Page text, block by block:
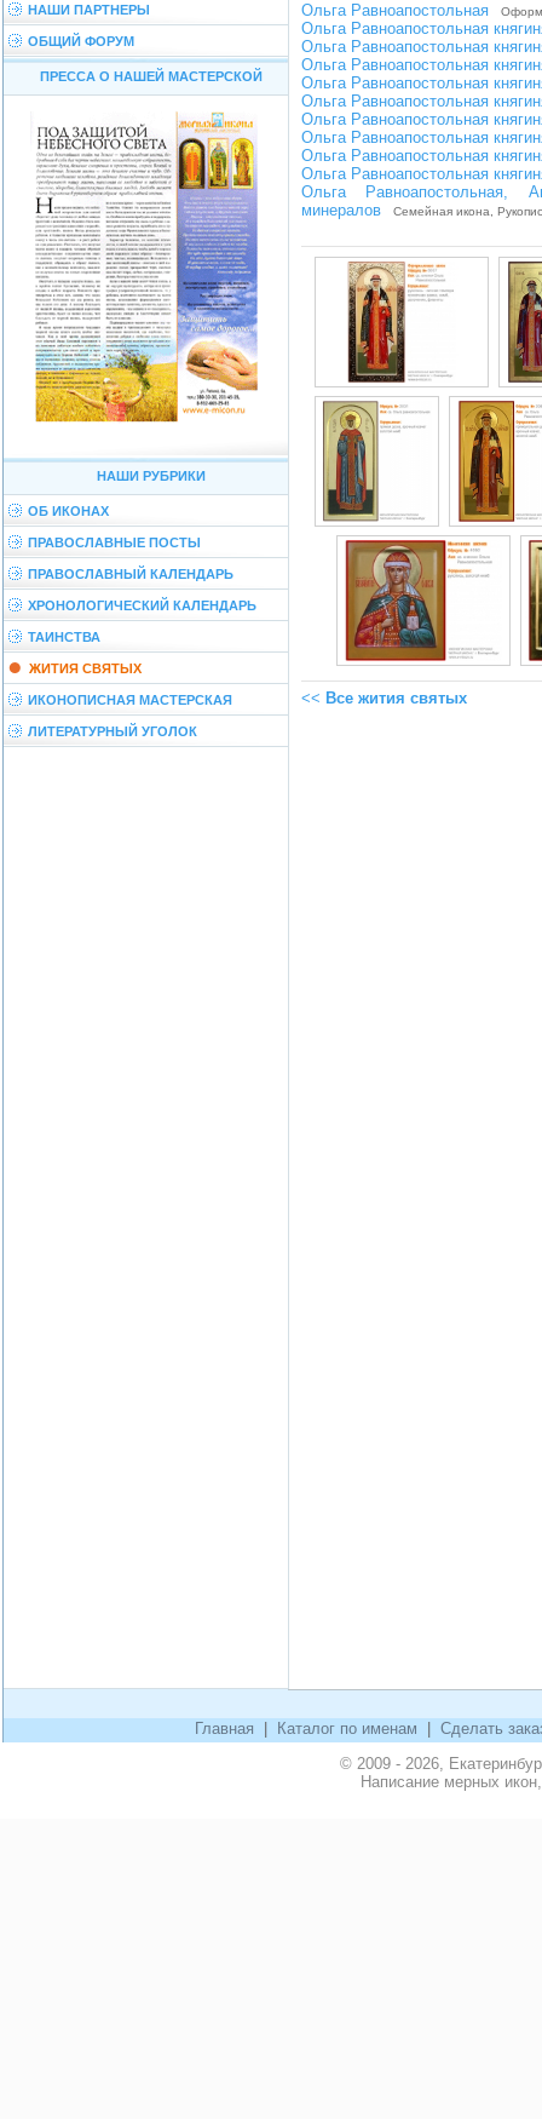
НАШИ ПАРТНЕРЫ
ОБЩИЙ ФОРУМ
ПРЕССА О НАШЕЙ МАСТЕРСКОЙ
НАШИ РУБРИКИ
ОБ ИКОНАХ
ПРАВОСЛАВНЫЕ ПОСТЫ
ПРАВОСЛАВНЫЙ КАЛЕНДАРЬ
ХРОНОЛОГИЧЕСКИЙ КАЛЕНДАРЬ
ТАИНСТВА
ЖИТИЯ СВЯТЫХ
ИКОНОПИСНАЯ МАСТЕРСКАЯ
ЛИТЕРАТУРНЫЙ УГОЛОК
Ольга Равноапостольная
Ольга Равноапостольная
Ольга Равноапостольная
Ольга Равноапостольная
Ольга Равноапостольная
Ольга Равноапостольная
Ольга Равноапостольная
Ольга Равноапостольная
Ольга Равноапостольная
Ольга Равноапостольная
Ольга Равноапостольная,
минералов
Семейная икона,
<< Все жития святых
Главная Каталог по именам
Сделать
© 2009 - 2026,
Написание мерных